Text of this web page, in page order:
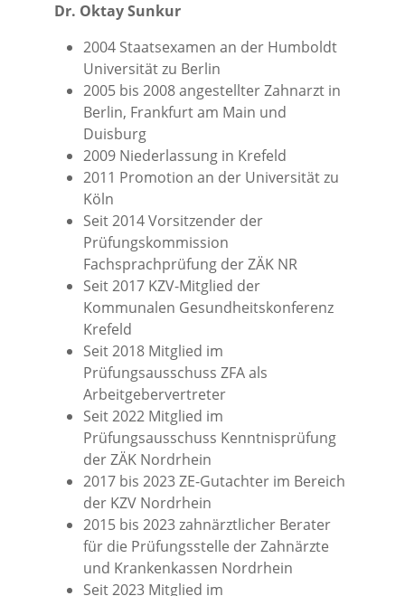
Dr. Oktay Sunkur
2004 Staatsexamen an der Humboldt
Universität zu Berlin
2005 bis 2008 angestellter Zahnarzt in
Berlin, Frankfurt am Main und
Duisburg
2009 Niederlassung in Krefeld
2011 Promotion an der Universität zu
Köln
Seit 2014 Vorsitzender der
Prüfungskommission
Fachsprachprüfung der ZÄK NR
Seit 2017 KZV-Mitglied der
Kommunalen Gesundheitskonferenz
Krefeld
Seit 2018 Mitglied im
Prüfungsausschuss ZFA als
Arbeitgebervertreter
Seit 2022 Mitglied im
Prüfungsausschuss Kenntnisprüfung
der ZÄK Nordrhein
2017 bis 2023 ZE-Gutachter im Bereich
der KZV Nordrhein
2015 bis 2023 zahnärztlicher Berater
für die Prüfungsstelle der Zahnärzte
und Krankenkassen Nordrhein
Seit 2023 Mitglied im